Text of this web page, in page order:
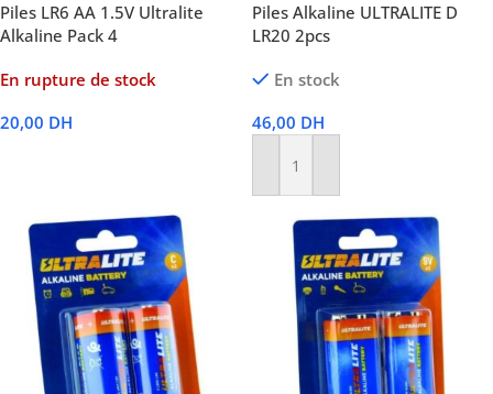
Piles LR6 AA 1.5V Ultralite
Alkaline Pack 4
En rupture de stock
20,00 DH
Piles Alkaline ULTRALITE D
LR20 2pcs
En stock
46,00 DH
Ajouter Au Panier